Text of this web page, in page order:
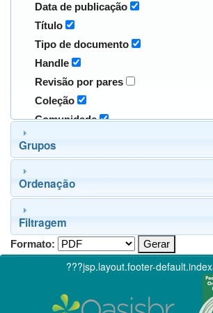
Data de publicação
Título
Tipo de documento
Handle
Revisão por pares
Coleção
Comunidade
Grupos
Ordenação
Filtragem
Formato:
???jsp.layout.footer-